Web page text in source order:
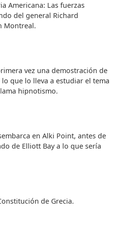
Americana: Las fuerzas
del general Richard
Montreal.
vez una demostración de
que lo lleva a estudiar el tema
hipnotismo.
en Alki Point, antes de
de Elliott Bay a lo que sería
de Grecia.